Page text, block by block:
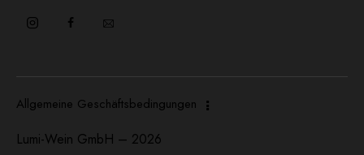
Allgemeine Geschäftsbedingungen
Lumi-Wein GmbH – 2026